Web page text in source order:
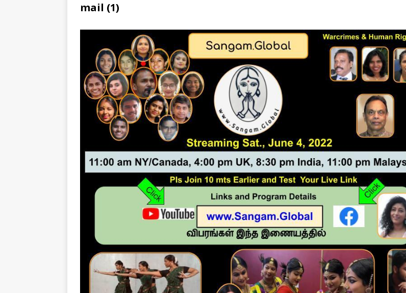
IMPORTANT
[ August 1, 2026 ]
New Video: Fact Check on Dr. Devanesan Nesiah’s Remarks
IMPORTANT
[ July 30, 2026 ] தமிழ் மக்களுக்கான சர்வதேச அரசியல் தீர்வின் அவசியத்தை மகா சங்க மாநாடு
வலியுறுத்துகிறது
IMPORTANT
[ August 3, 2026 ]
A Response to Professor Jonathan Goodhand: Why Academics Must
Reconsider Tamil Sovereignty
IMPORTANT
mail (1)